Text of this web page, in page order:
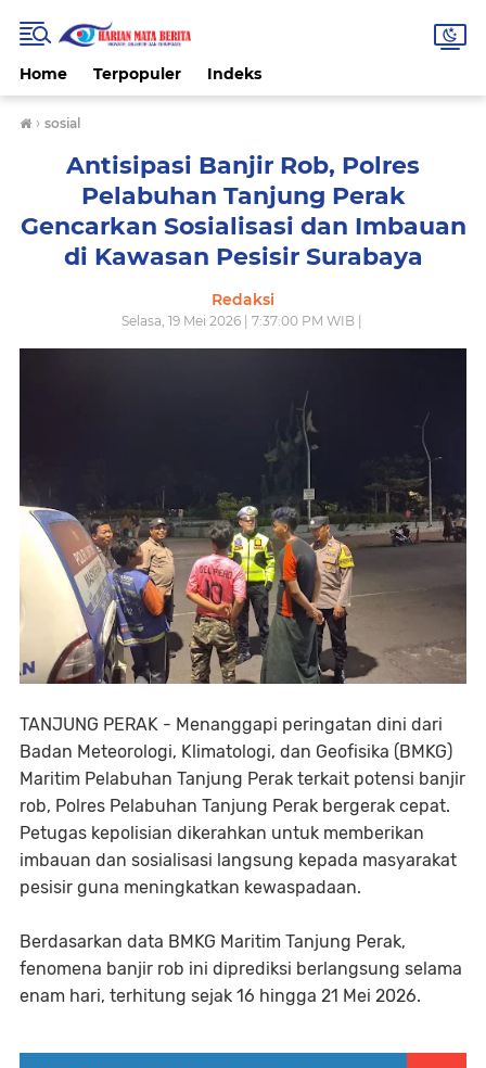
Home Terpopuler Indeks
› sosial
Antisipasi Banjir Rob, Polres
Pelabuhan Tanjung Perak
Gencarkan Sosialisasi dan Imbauan
di Kawasan Pesisir Surabaya
Redaksi
Selasa, 19 Mei 2026 | 7:37:00 PM WIB |
TANJUNG PERAK - Menanggapi peringatan dini dari
Badan Meteorologi, Klimatologi, dan Geofisika (BMKG)
Maritim Pelabuhan Tanjung Perak terkait potensi banjir
rob, Polres Pelabuhan Tanjung Perak bergerak cepat.
Petugas kepolisian dikerahkan untuk memberikan
imbauan dan sosialisasi langsung kepada masyarakat
pesisir guna meningkatkan kewaspadaan.
Berdasarkan data BMKG Maritim Tanjung Perak,
fenomena banjir rob ini diprediksi berlangsung selama
enam hari, terhitung sejak 16 hingga 21 Mei 2026.